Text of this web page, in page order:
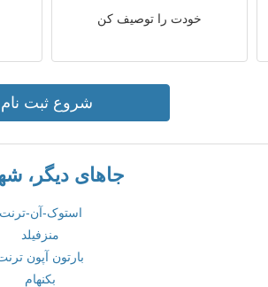
خودت را توصیف کن
شروع ثبت نام
جاهای دیگر،
استوک-آن-ترنت
منزفیلد
بارتون آپون
بکنهام